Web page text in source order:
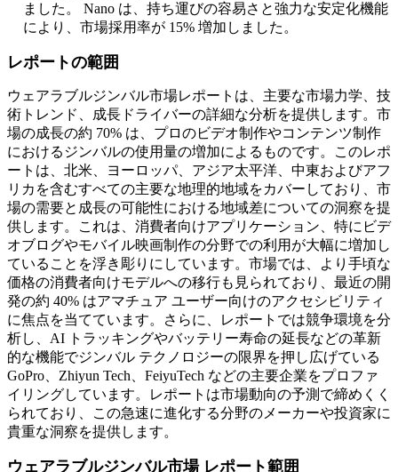
ました。 Nano は、持ち運びの容易さと強力な安定化機能
により、市場採用率が 15% 増加しました。
レポートの範囲
ウェアラブルジンバル市場レポートは、主要な市場力学、技
術トレンド、成長ドライバーの詳細な分析を提供します。市
場の成長の約 70% は、プロのビデオ制作やコンテンツ制作
におけるジンバルの使用量の増加によるものです。このレポ
ートは、北米、ヨーロッパ、アジア太平洋、中東およびアフ
リカを含むすべての主要な地理的地域をカバーしており、市
場の需要と成長の可能性における地域差についての洞察を提
供します。これは、消費者向けアプリケーション、特にビデ
オブログやモバイル映画制作の分野での利用が大幅に増加し
ていることを浮き彫りにしています。市場では、より手頃な
価格の消費者向けモデルへの移行も見られており、最近の開
発の約 40% はアマチュア ユーザー向けのアクセシビリティ
に焦点を当てています。さらに、レポートでは競争環境を分
析し、AI トラッキングやバッテリー寿命の延長などの革新
的な機能でジンバル テクノロジーの限界を押し広げている
GoPro、Zhiyun Tech、FeiyuTech などの主要企業をプロファ
イリングしています。レポートは市場動向の予測で締めくく
られており、この急速に進化する分野のメーカーや投資家に
貴重な洞察を提供します。
ウェアラブルジンバル市場 レポート範囲